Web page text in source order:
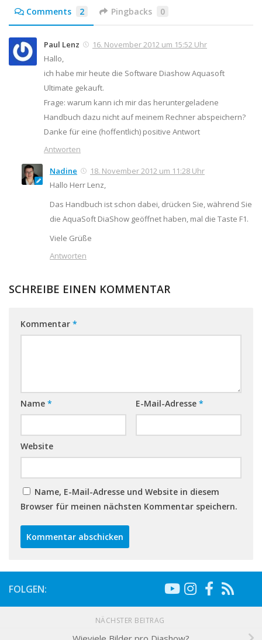
Comments 2 Pingbacks 0
Paul Lenz
16. November 2012 um 15:52 Uhr
Hallo,
ich habe mir heute die Software Diashow Aquasoft
Ultimate gekauft.
Frage: warum kann ich mir das heruntergeladene
Handbuch dazu nicht auf meinem Rechner abspeichern?
Danke für eine (hoffentlich) positive Antwort
Antworten
Nadine
18. November 2012 um 11:28 Uhr
Hallo Herr Lenz,
Das Handbuch ist schon dabei, drücken Sie, während Sie
die AquaSoft DiaShow geöffnet haben, mal die Taste F1.
Viele Grüße
Antworten
SCHREIBE EINEN KOMMENTAR
Kommentar *
Name * E-Mail-Adresse *
Website
Name, E-Mail-Adresse und Website in diesem
Browser für meinen nächsten Kommentar speichern.
FOLGEN:
NÄCHSTER BEITRAG